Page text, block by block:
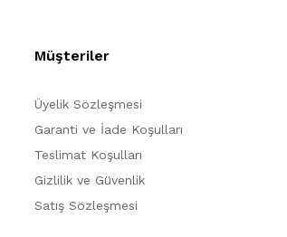
Müşteriler
Üyelik Sözleşmesi
Garanti ve İade Koşulları
Teslimat Koşulları
Gizlilik ve Güvenlik
Satış Sözleşmesi